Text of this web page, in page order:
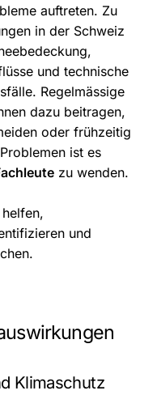
auftreten. Zu
in der Schweiz
und technische
Regelmässige
dazu beitragen,
oder frühzeitig
ist es
zu wenden.
und
Klimaschutz